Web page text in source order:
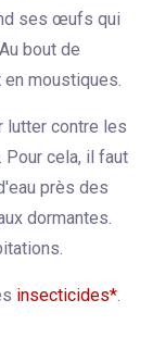
ses œufs qui
bout de
moustiques.
lutter contre les
cela, il faut
près des
dormantes.
insecticides*.